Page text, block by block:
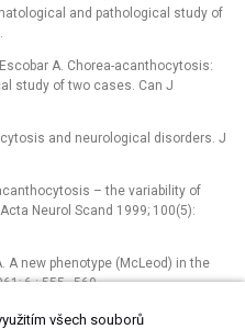
and pathological study of
A. Chorea-acanthocytosis:
study of two cases. Can J
and neurological disorders. J
–⁠ the variability of
Neurol Scand 1999; 100(5):
A new phenotype (McLeod) in the
6 : 555–560.
WA, Johnson CL, Redman
všech souborů